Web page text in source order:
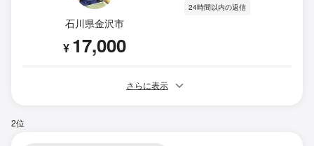
石川県金沢市
¥ 17,000
24時間以内の返信
さらに表示
2位